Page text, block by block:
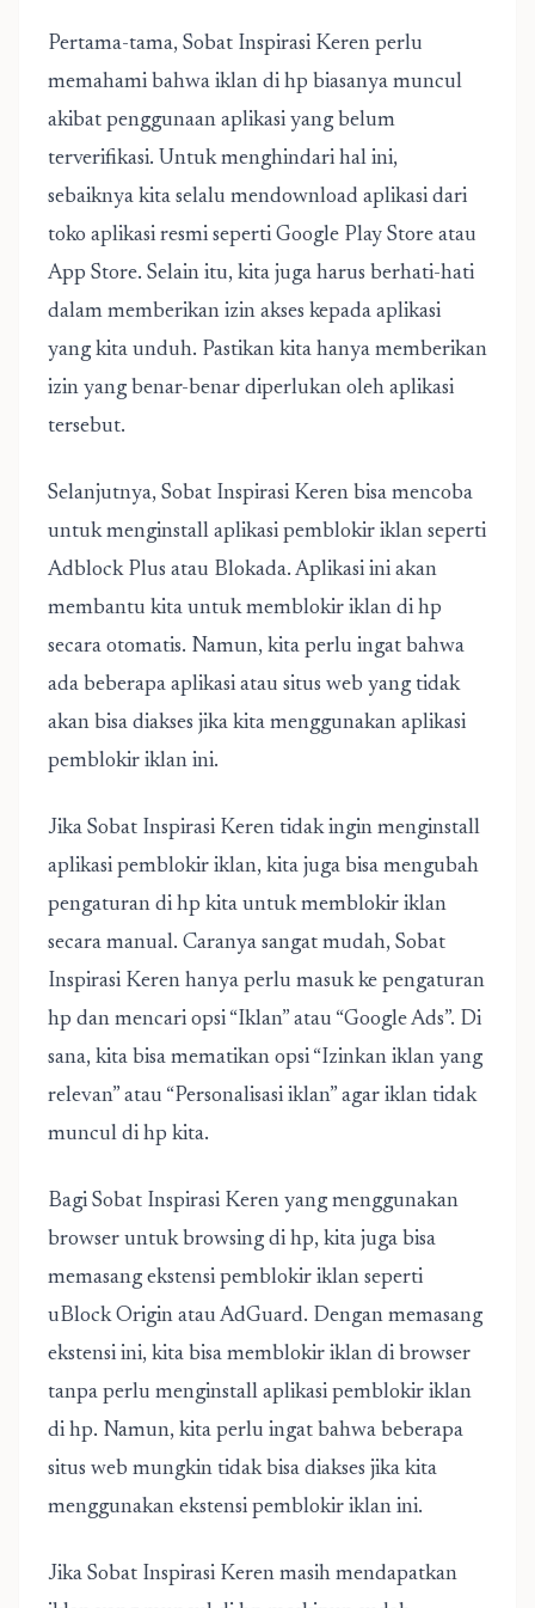
Pertama-tama, Sobat Inspirasi Keren perlu
memahami bahwa iklan di hp biasanya muncul
akibat penggunaan aplikasi yang belum
terverifikasi. Untuk menghindari hal ini,
sebaiknya kita selalu mendownload aplikasi dari
toko aplikasi resmi seperti Google Play Store atau
App Store. Selain itu, kita juga harus berhati-hati
dalam memberikan izin akses kepada aplikasi
yang kita unduh. Pastikan kita hanya memberikan
izin yang benar-benar diperlukan oleh aplikasi
tersebut.
Selanjutnya, Sobat Inspirasi Keren bisa mencoba
untuk menginstall aplikasi pemblokir iklan seperti
Adblock Plus atau Blokada. Aplikasi ini akan
membantu kita untuk memblokir iklan di hp
secara otomatis. Namun, kita perlu ingat bahwa
ada beberapa aplikasi atau situs web yang tidak
akan bisa diakses jika kita menggunakan aplikasi
pemblokir iklan ini.
Jika Sobat Inspirasi Keren tidak ingin menginstall
aplikasi pemblokir iklan, kita juga bisa mengubah
pengaturan di hp kita untuk memblokir iklan
secara manual. Caranya sangat mudah, Sobat
Inspirasi Keren hanya perlu masuk ke pengaturan
hp dan mencari opsi “Iklan” atau “Google Ads”. Di
sana, kita bisa mematikan opsi “Izinkan iklan yang
relevan” atau “Personalisasi iklan” agar iklan tidak
muncul di hp kita.
Bagi Sobat Inspirasi Keren yang menggunakan
browser untuk browsing di hp, kita juga bisa
memasang ekstensi pemblokir iklan seperti
uBlock Origin atau AdGuard. Dengan memasang
ekstensi ini, kita bisa memblokir iklan di browser
tanpa perlu menginstall aplikasi pemblokir iklan
di hp. Namun, kita perlu ingat bahwa beberapa
situs web mungkin tidak bisa diakses jika kita
menggunakan ekstensi pemblokir iklan ini.
Jika Sobat Inspirasi Keren masih mendapatkan